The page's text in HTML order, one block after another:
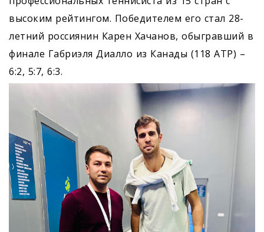
высоким рейтингом. Победителем его стал 28-
летний россиянин Карен Хачанов, обыгравший в
финале Габриэля Диалло из Канады (118 АТР) –
6:2, 5:7, 6:3.